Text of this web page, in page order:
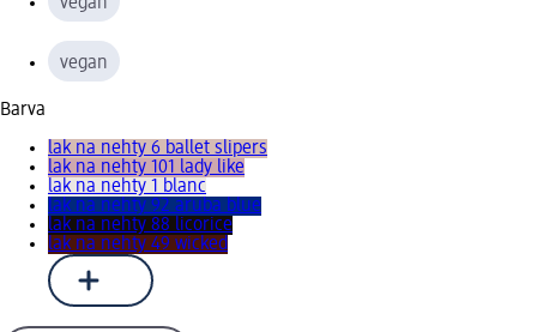
vegan
Barva
lak na nehty 6 ballet slipers
lak na nehty 101 lady like
lak na nehty 1 blanc
lak na nehty 92 aruba blue
lak na nehty 88 licorice
lak na nehty 49 wicked